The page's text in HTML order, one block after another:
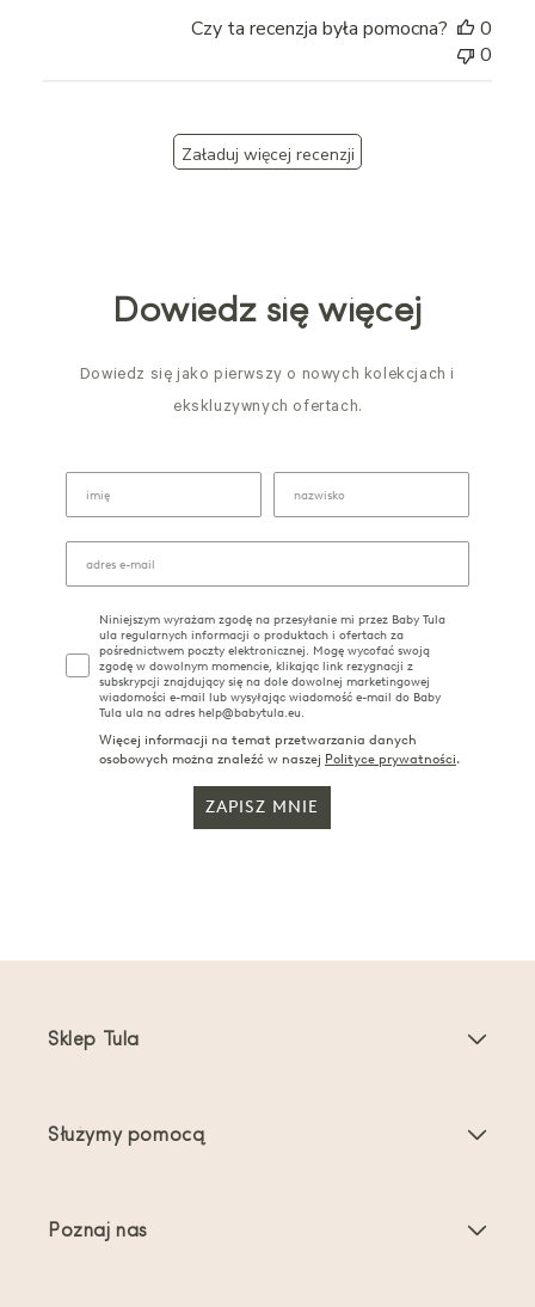
Czy ta recenzja była pomocna?
0
0
Załaduj więcej recenzji
Dowiedz się więcej
Dowiedz się jako pierwszy o nowych kolekcjach i
ekskluzywnych ofertach.
Niniejszym wyrażam zgodę na przesyłanie mi przez Baby Tula
ula regularnych informacji o produktach i ofertach za
pośrednictwem poczty elektronicznej. Mogę wycofać swoją
zgodę w dowolnym momencie, klikając link rezygnacji z
subskrypcji znajdujący się na dole dowolnej marketingowej
wiadomości e-mail lub wysyłając wiadomość e-mail do Baby
Tula ula na adres help@babytula.eu.
Więcej informacji na temat przetwarzania danych
osobowych można znaleźć w naszej Polityce prywatności.
ZAPISZ MNIE
Sklep Tula
Służymy pomocą
Poznaj nas